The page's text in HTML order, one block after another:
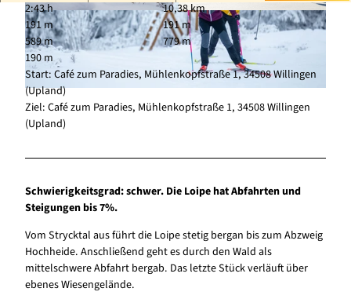
© Tourist-Information Willingen, David Heise |
© Wintersport-Arena Sauerland, Stephan Peter
s |CC-BY-SA
© Sauerland-Tourismus, Marco Kraft |
CC-BY-SA
2:43 h
10,38 km
191 m
191 m
589 m
779 m
190 m
Start: Café zum Paradies, Mühlenkopfstraße 1, 34508 Willingen
(Upland)
Ziel: Café zum Paradies, Mühlenkopfstraße 1, 34508 Willingen
(Upland)
Schwierigkeitsgrad: schwer. Die Loipe hat Abfahrten und
Steigungen bis 7%.
Vom Strycktal aus führt die Loipe stetig bergan bis zum Abzweig
Hochheide. Anschließend geht es durch den Wald als
mittelschwere Abfahrt bergab. Das letzte Stück verläuft über
ebenes Wiesengelände.